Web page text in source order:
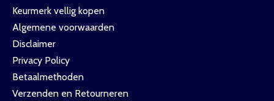
Keurmerk vellig kopen
Algemene voorwaarden
Disclaimer
Privacy Policy
Betaalmethoden
Verzenden en Retourneren